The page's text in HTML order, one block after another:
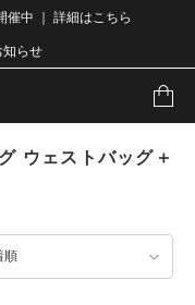
催中 ｜ 詳細はこちら
知らせ
ウェストバッグ＋
順